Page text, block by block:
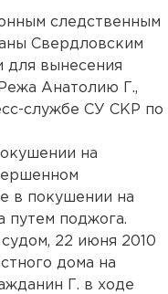
следственным
Свердловским
для вынесения
Анатолию Г.,
службе СУ СКР по
на
в покушении на
путем поджога.
22 июня 2010
дома на
Г. в ходе